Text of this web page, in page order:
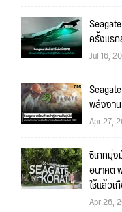
ครั้งแร
Jul 16,
พลังงา
Apr 27,
ซีเกทมุ่
อนาคต
ใช้แล้ว
Apr 26,